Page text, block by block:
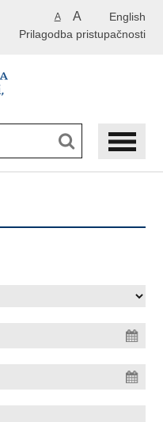
English
A A
Prilagodba pristupačnosti